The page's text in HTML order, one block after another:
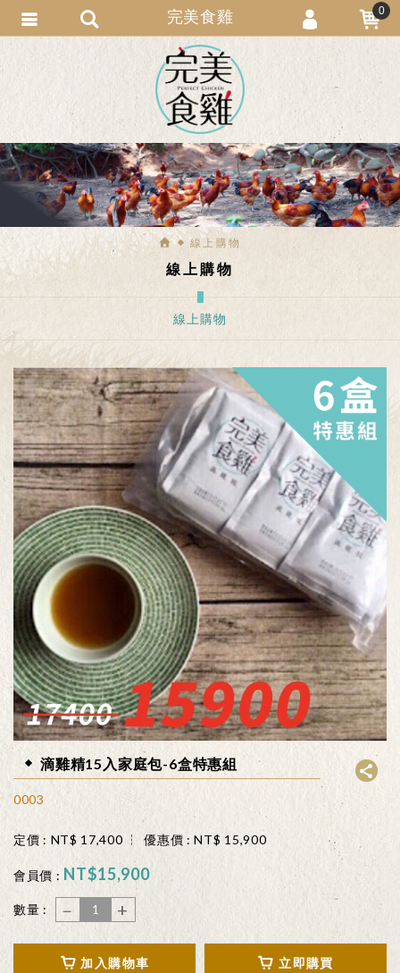
線上購物
線上購物
線上購物
滴雞精15入家庭包-6盒特惠組
0003
定價 : NT$ 17,400 優惠價 :NT$ 15,900
會員價 : NT$15,900
數量 : － +
加入購物車 立即購買
完美食雞 0
會員登入
會員註冊
忘記密碼
訂單查詢
匯款通知